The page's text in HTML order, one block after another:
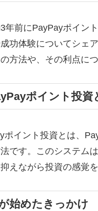
年前にPayPayポイン
功体験についてシェ
の方法や、その利点に
ポイント投資
ポイント投資とは、
です。このシステム
えながら投資の感覚
始めたきっかけ